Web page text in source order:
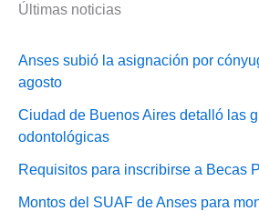
Últimas noticias
Anses subió la asignación por
agosto
Ciudad de Buenos Aires detalló las
odontológicas
Requisitos para inscribirse a Becas
Montos del SUAF de Anses para